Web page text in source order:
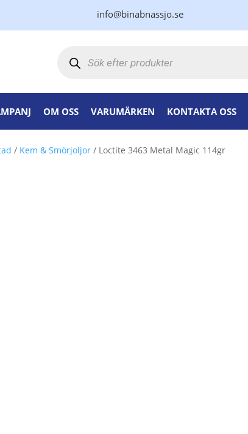
info@binabnassjo.se
OM OSS VARUMÄRKEN KONTAKTA OSS
/ Kem & Smörjoljor / Loctite 3463 Metal Magic 114gr